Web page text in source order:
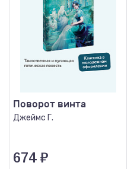
Поворот винта
Джеймс Г.
674 ₽